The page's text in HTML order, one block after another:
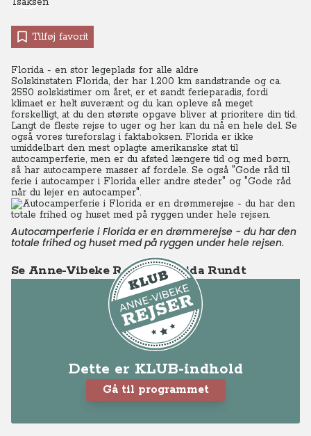
Tilføj favorit
Florida - en stor legeplads for alle aldre
Solskinstaten Florida, der har 1.200 km sandstrande og ca.
2550 solskistimer om året, er et sandt ferieparadis, fordi
klimaet er helt suverænt og du kan opleve så meget
forskelligt, at du den største opgave bliver at prioritere din tid.
Langt de fleste rejse to uger og her kan du nå en hele del. Se
også vores tureforslag i faktaboksen. Florida er ikke
umiddelbart den mest oplagte amerikanske stat til
autocamperferie, men er du afsted længere tid og med børn,
så har autocampere masser af fordele. Se også "Gode råd til
ferie i autocamper i Florida eller andre steder" og "Gode råd
når du lejer en autocamper".
Autocamperferie i Florida er en drømmerejse - du har den
totale frihed og huset med på ryggen under hele rejsen.
Se Anne-Vibeke Rejser - Florida Rundt
Dette er KLUB-indhold
Gå til programmet